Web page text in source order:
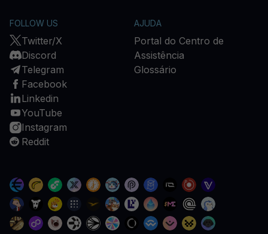
FOLLOW US
Twitter/X
Discord
Telegram
Facebook
Linkedin
YouTube
Instagram
Reddit
AJUDA
Portal do Centro de
Assistência
Glossário